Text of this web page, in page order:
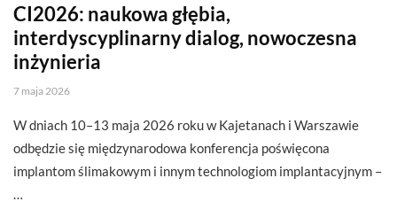
CI2026: naukowa głębia,
interdyscyplinarny dialog, nowoczesna
inżynieria
7 maja 2026
W dniach 10–13 maja 2026 roku w Kajetanach i Warszawie
odbędzie się międzynarodowa konferencja poświęcona
implantom ślimakowym i innym technologiom implantacyjnym –
…